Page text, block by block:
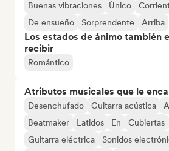
Buenas vibraciones
Único
De ensueño
Sorprendente Arriba
Los estados de ánimo también
recibir
Romántico
Atributos musicales que le
Desenchufado Guitarra acústica
Beatmaker
Latidos En Cubiertas
Guitarra eléctrica
Sonidos